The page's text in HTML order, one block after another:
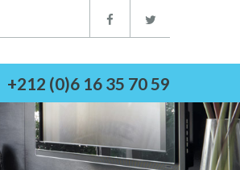
+212 (0)6 16 35 70 59